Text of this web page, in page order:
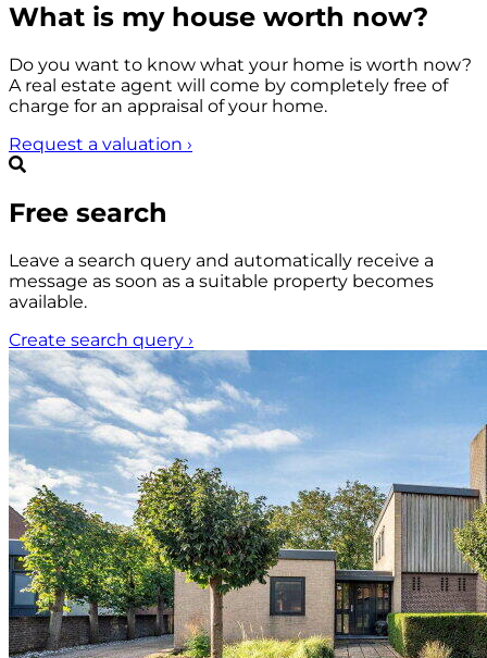
What is my house worth now?
Do you want to know what your home is worth now?
A real estate agent will come by completely free of
charge for an appraisal of your home.
Request a valuation ›
Free search
Leave a search query and automatically receive a
message as soon as a suitable property becomes
available.
Create search query ›